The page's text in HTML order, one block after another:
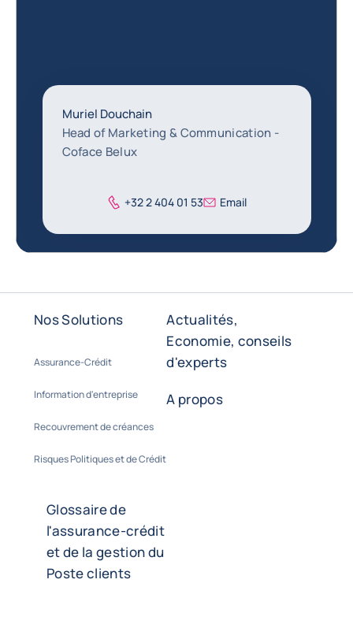
Muriel Douchain
Head of Marketing & Communication -
Coface Belux
Téléphone
+32 2 404 01 53 Email
Nos Solutions
Assurance-Crédit
Information d'entreprise
Recouvrement de créances
Risques Politiques et de Crédit
Actualités,
Economie, conseils
d'experts
A propos
Glossaire de
l'assurance-crédit
et de la gestion du
Poste clients